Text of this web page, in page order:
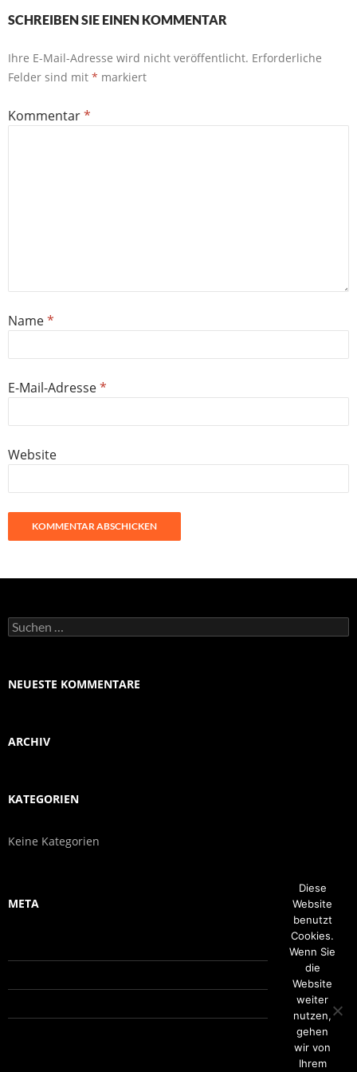
SCHREIBEN SIE EINEN KOMMENTAR
Ihre E-Mail-Adresse wird nicht veröffentlicht. Erforderliche
Felder sind mit * markiert
Kommentar*
Name*
E-Mail-Adresse*
Website
Suchen
nach:
NEUESTE KOMMENTARE
ARCHIV
KATEGORIEN
Keine Kategorien
META
Diese
Website
benutzt
Cookies.
Wenn Sie
die
Website
weiter
nutzen,
gehen
wir von
Ihrem